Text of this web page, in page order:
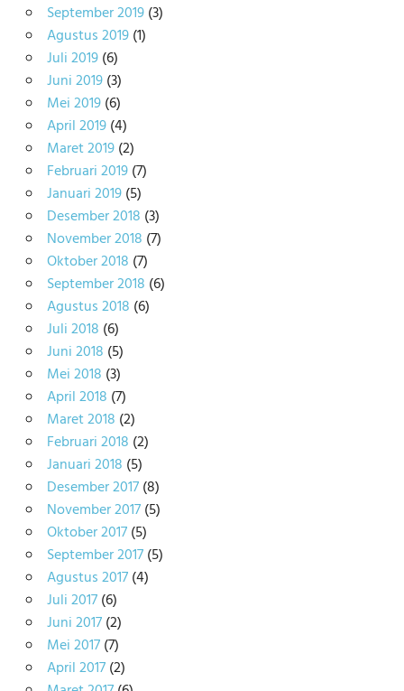
September 2019(3)
Agustus 2019(1)
Juli 2019(6)
Juni 2019(3)
Mei 2019(6)
April 2019(4)
Maret 2019(2)
Februari 2019(7)
Januari 2019(5)
Desember 2018 (3)
November 2018 (7)
Oktober 2018 (7)
September 2018 (6)
Agustus 2018 (6)
Juli 2018 (6)
Juni 2018 (5)
Mei 2018 (3)
April 2018 (7)
Maret 2018 (2)
Februari 2018 (2)
Januari 2018 (5)
Desember 2017(8)
November 2017(5)
Oktober 2017(5)
September 2017(5)
Agustus 2017(4)
Juli 2017(6)
Juni 2017(2)
Mei 2017(7)
April 2017(2)